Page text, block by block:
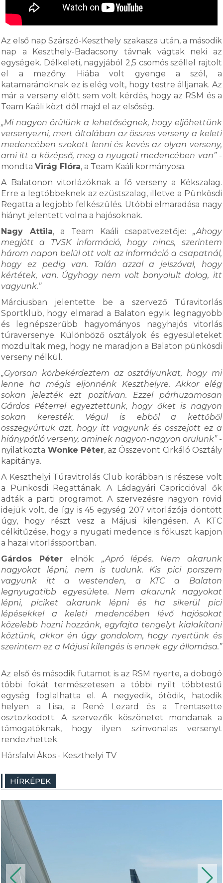
Az első nap Szárszó-Keszthely szakasza után, a második
nap a Keszthely-Badacsony távnak vágtak neki az
egységek. Délkeleti, nagyjából 2,5 csomós széllel rajtolt
el a mezőny. Hiába volt gyenge a szél, a
katamaránoknak ez is elég volt, hogy testre álljanak. Az
már a verseny előtt sem volt kérdés, hogy az RSM és a
Team Kaáli közt dől majd el az elsőség.
„Mi nagyon örülünk a lehetőségnek, hogy eljöhettünk
versenyezni, mert általában az összes verseny a keleti
medencében szokott lenni és kevés az olyan verseny,
ami itt a középső, meg a nyugati medencében van”-
mondtaVirág Flóra, a Team Kaáli kormányosa.
A Balatonon vitorlázóknak a fő verseny a Kékszalag.
Erre a legtöbbeknek az ezüstszalag, illetve a Pünkösdi
Regatta a legjobb felkészülés. Utóbbi elmaradása nagy
hiányt jelentett volna a hajósoknak.
Nagy Attila, a Team Kaáli csapatvezetője: „Ahogy
megjött a TVSK információ, hogy nincs, szerintem
három napon belül ott volt az információ a csapatnál,
hogy ez pedig van. Talán azzal a jelszóval, hogy
kértétek, van. Úgyhogy nem volt bonyolult dolog, itt
vagyunk.”
Márciusban jelentette be a szervező Túravitorlás
Sportklub, hogy elmarad a Balaton egyik legnagyobb
és legnépszerűbb hagyományos nagyhajós vitorlás
túraversenye. Különböző osztályok és egyesületeket
mozdultak meg, hogy ne maradjon a Balaton pünkösdi
verseny nélkül.
„Gyorsan körbekérdeztem az osztályunkat, hogy mi
lenne ha mégis eljönnénk Keszthelyre. Akkor elég
sokan jelezték ezt pozitívan. Ezzel párhuzamosan
Gárdos Péterrel egyeztettünk, hogy őket is nagyon
sokan keresték. Végül is ebből a kettőből
összegyúrtuk azt, hogy itt vagyunk és összejött ez a
hiánypótló verseny, aminek nagyon-nagyon örülünk”-
nyilatkozta Wonke Péter, az Összevont Cirkáló Osztály
kapitánya.
A Keszthelyi Túravitrolás Club korábban is részese volt
a Pünkösdi Regattának. A Ládagyári Capriccióval ők
adták a parti programot. A szervezésre nagyon rövid
idejük volt, de így is 45 egység 207 vitorlázója döntött
úgy, hogy részt vesz a Májusi kilengésen. A KTC
célkitűzése, hogy a nyugati medence is fókuszt kapjon
a hazai vitorlássportban.
Gárdos Péter elnök: „Apró lépés. Nem akarunk
nagyokat lépni, nem is tudunk. Kis pici porszem
vagyunk itt a westenden, a KTC a Balaton
legnyugatibb egyesülete. Nem akarunk nagyokat
lépni, piciket akarunk lépni és ha sikerül pici
lépésekkel a keleti medencében lévő hajósokat
közelebb hozni hozzánk, egyfajta tengelyt kialakítani
köztünk, akkor én úgy gondolom, hogy nyertünk és
szerintem ez a Májusi kilengés is ennek egy állomása.”
Az első és második futamot is az RSM nyerte, a dobogó
többi fokát természetesen a többi nyílt többtestű
egység foglalhatta el. A negyedik, ötödik, hatodik
helyen a Lisa, a René Lezard és a Trentasette
osztozkodott. A szervezők köszönetet mondanak a
támogatóknak, hogy ilyen színvonalas versenyt
rendezhettek.
Hársfalvi Ákos - Keszthelyi TV
HÍRKÉPEK